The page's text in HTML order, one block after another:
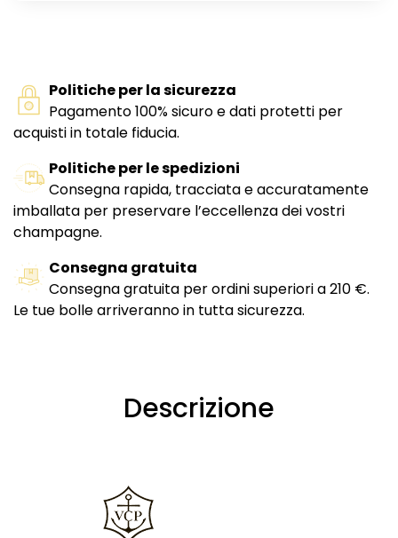
Politiche per la sicurezza
Pagamento 100% sicuro e dati protetti per
acquisti in totale fiducia.
Politiche per le spedizioni
Consegna rapida, tracciata e accuratamente
imballata per preservare l’eccellenza dei vostri
champagne.
Consegna gratuita
Consegna gratuita per ordini superiori a 210 €.
Le tue bolle arriveranno in tutta sicurezza.
Descrizione